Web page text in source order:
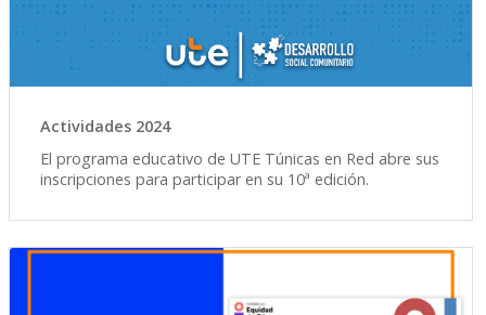
Actividades 2024
El programa educativo de UTE Túnicas en Red abre sus
inscripciones para participar en su 10ª edición.